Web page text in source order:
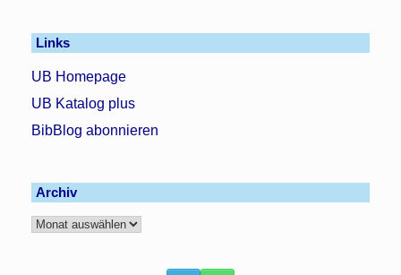
Links
UB Homepage
UB Katalog plus
BibBlog abonnieren
Archiv
Archiv